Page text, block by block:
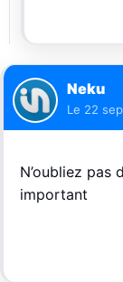
Neku
Le 22
N’oubliez pas
important